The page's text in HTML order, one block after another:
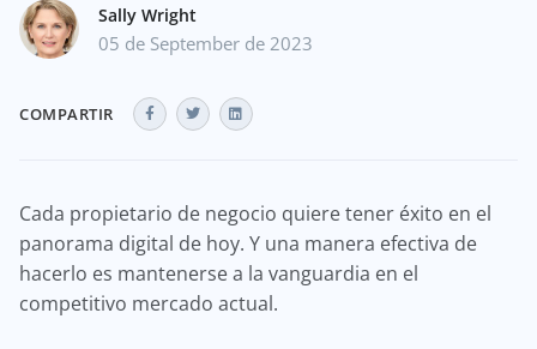
Sally Wright
05 de September de 2023
COMPARTIR
Cada propietario de negocio quiere tener éxito en el
panorama digital de hoy. Y una manera efectiva de
hacerlo es mantenerse a la vanguardia en el
competitivo mercado actual.